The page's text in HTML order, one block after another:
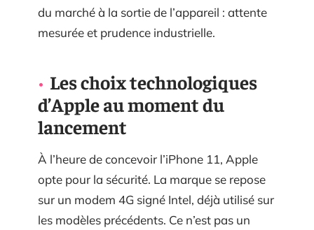
du marché à la sortie de l’appareil : attente
mesurée et prudence industrielle.
Les choix technologiques
d’Apple au moment du
lancement
À l’heure de concevoir l’iPhone 11, Apple
opte pour la sécurité. La marque se repose
sur un modem 4G signé Intel, déjà utilisé sur
les modèles précédents. Ce n’est pas un